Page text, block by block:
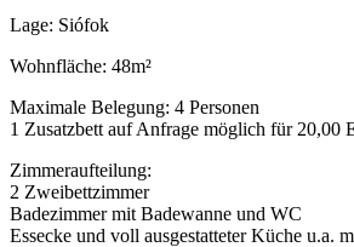
Lage: Siófok
Wohnfläche: 48m²
Maximale Belegung: 4 Personen
1 Zusatzbett auf Anfrage möglich für 20,00
Zimmeraufteilung:
2 Zweibettzimmer
Badezimmer mit Badewanne und WC
Essecke und voll ausgestatteter Küche u.a.